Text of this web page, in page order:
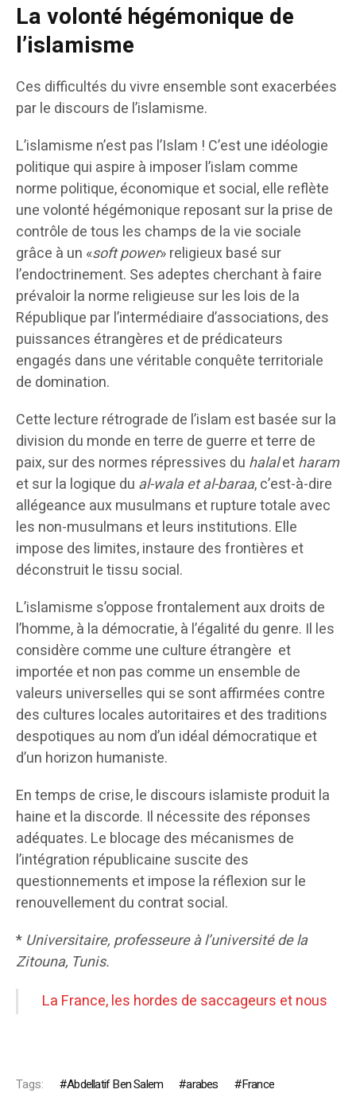
La volonté hégémonique de
l’islamisme
Ces difficultés du vivre ensemble sont exacerbées
par le discours de l’islamisme.
L’islamisme n’est pas l’Islam ! C’est une idéologie
politique qui aspire à imposer l’islam comme
norme politique, économique et social, elle reflète
une volonté hégémonique reposant sur la prise de
contrôle de tous les champs de la vie sociale
grâce à un «soft power» religieux basé sur
l’endoctrinement. Ses adeptes cherchant à faire
prévaloir la norme religieuse sur les lois de la
République par l’intermédiaire d’associations, des
puissances étrangères et de prédicateurs
engagés dans une véritable conquête territoriale
de domination.
Cette lecture rétrograde de l’islam est basée sur la
division du monde en terre de guerre et terre de
paix, sur des normes répressives du halaletharam
et sur la logique du al-wala et al-baraa, c’est-à-dire
allégeance aux musulmans et rupture totale avec
les non-musulmans et leurs institutions. Elle
impose des limites, instaure des frontières et
déconstruit le tissu social.
L’islamisme s’oppose frontalement aux droits de
l’homme, à la démocratie, à l’égalité du genre. Il les
considère comme une culture étrangère et
importée et non pas comme un ensemble de
valeurs universelles qui se sont affirmées contre
des cultures locales autoritaires et des traditions
despotiques au nom d’un idéal démocratique et
d’un horizon humaniste.
En temps de crise, le discours islamiste produit la
haine et la discorde. Il nécessite des réponses
adéquates. Le blocage des mécanismes de
l’intégration républicaine suscite des
questionnements et impose la réflexion sur le
renouvellement du contrat social.
* Universitaire, professeure à l’université de la
Zitouna, Tunis.
La France, les hordes de saccageurs et nous
Tags: Abdellatif Ben Salem arabes
France